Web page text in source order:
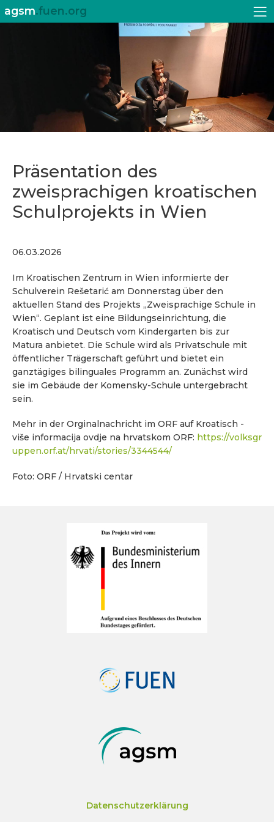
agsm.fuen.org
Präsentation des
zweisprachigen kroatischen
Schulprojekts in Wien
06.03.2026
Im Kroatischen Zentrum in Wien informierte der
Schulverein Rešetarić am Donnerstag über den
aktuellen Stand des Projekts „Zweisprachige Schule in
Wien“. Geplant ist eine Bildungseinrichtung, die
Kroatisch und Deutsch vom Kindergarten bis zur
Matura anbietet. Die Schule wird als Privatschule mit
öffentlicher Trägerschaft geführt und bietet ein
ganztägiges bilinguales Programm an. Zunächst wird
sie im Gebäude der Komensky-Schule untergebracht
sein.
Mehr in der Orginalnachricht im ORF auf Kroatisch -
više informacija ovdje na hrvatskom ORF: https://volksgr
uppen.orf.at/hrvati/stories/3344544/
Foto: ORF / Hrvatski centar
Datenschutzerklärung